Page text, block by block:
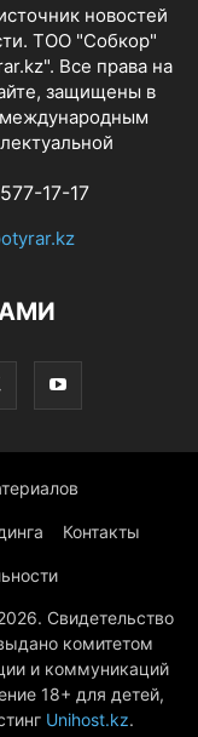
новостей
ТОО "Собкор"
Все права на
защищены в
международным
17-17
Контакты
Свидетельство
комитетом
и коммуникаций
18+ для детей,
Unihost.kz.